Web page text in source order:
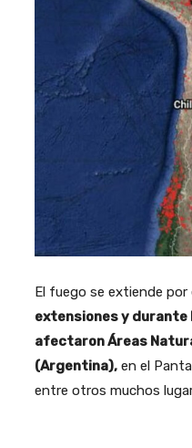
El fuego se extiende por
extensiones y
afectaron Áreas
(Argentina),en el
entre otros muchos